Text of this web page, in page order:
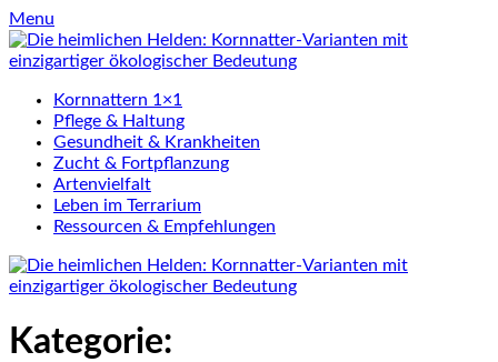
Skip
to
content
Menu
Kornnattern 1×1
Pflege & Haltung
Gesundheit & Krankheiten
Zucht & Fortpflanzung
Artenvielfalt
Leben im Terrarium
Ressourcen & Empfehlungen
Kategorie: